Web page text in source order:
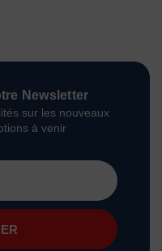
Newsletter
sur les nouveaux
à venir